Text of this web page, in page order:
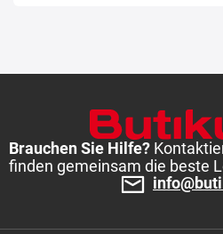
Brauchen Sie Hilfe?
finden gemeinsam die beste